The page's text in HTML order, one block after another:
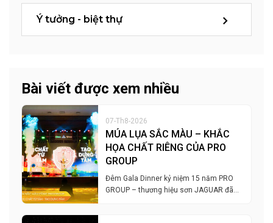
Ý tưởng - biệt thự
Bài viết được xem nhiều
07-Th8-2026
MÚA LỤA SẮC MÀU – KHẮC
HỌA CHẤT RIÊNG CỦA PRO
GROUP
Đêm Gala Dinner kỷ niệm 15 năm PRO
GROUP – thương hiệu sơn JAGUAR đã…